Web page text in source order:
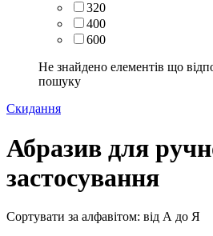
320
400
600
Не знайдено елементів що
пошуку
Скидання
Абразив для
застосування
Сортувати за алфавітом: від А до Я